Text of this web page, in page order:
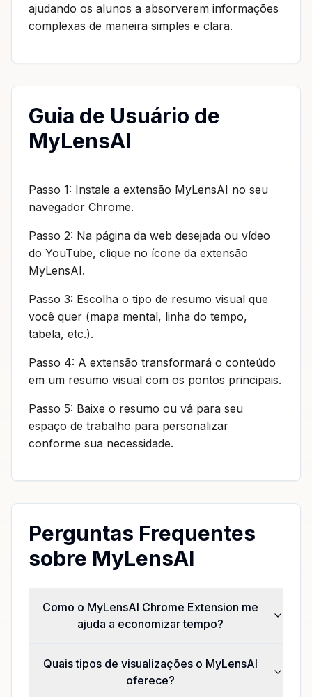
ajudando os alunos a absorverem informações
complexas de maneira simples e clara.
Guia de Usuário de
MyLensAI
Passo 1: Instale a extensão MyLensAI no seu
navegador Chrome.
Passo 2: Na página da web desejada ou vídeo
do YouTube, clique no ícone da extensão
MyLensAI.
Passo 3: Escolha o tipo de resumo visual que
você quer (mapa mental, linha do tempo,
tabela, etc.).
Passo 4: A extensão transformará o conteúdo
em um resumo visual com os pontos principais.
Passo 5: Baixe o resumo ou vá para seu
espaço de trabalho para personalizar
conforme sua necessidade.
Perguntas Frequentes
sobre MyLensAI
Como o MyLensAI Chrome Extension me
ajuda a economizar tempo?
Quais tipos de visualizações o MyLensAI
oferece?